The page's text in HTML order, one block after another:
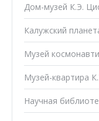
Дом-музей К.Э.
Калужский
Музей
Музей-квартира
Научная